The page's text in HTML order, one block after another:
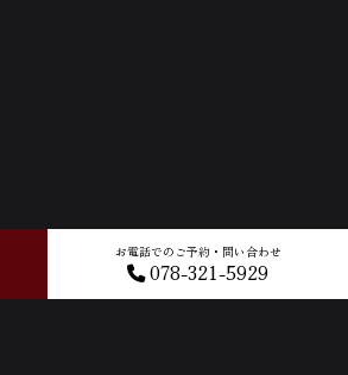
2026-05-29T09:28:39.967716Z_new
お電話でのご予約・問い合わせ
078-321-5929